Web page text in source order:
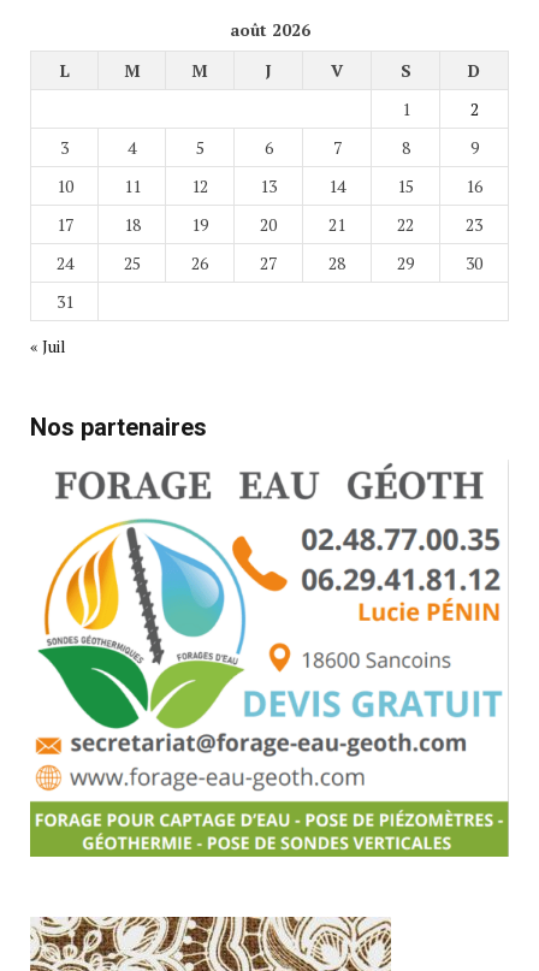
août 2026
L
M M J V S
D
1
2
3
4 5 6 7 8
9
10
11 12 13 14 15
16
17
18 19 20 21 22
23
24
25 26 27 28 29
30
31
« Juil
Nos partenaires